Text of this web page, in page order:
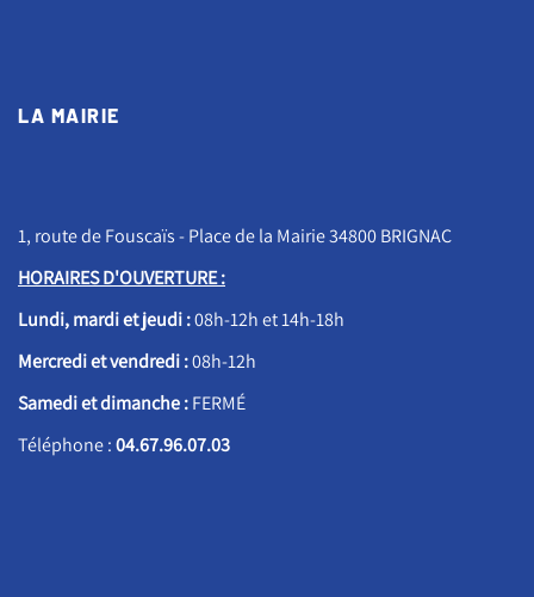
LA MAIRIE
1, route de Fouscaïs - Place de la Mairie 34800 BRIGNAC
HORAIRES D'OUVERTURE :
Lundi, mardi et jeudi :08h-12h et 14h-18h
Mercredi et vendredi :08h-12h
Samedi et dimanche :FERMÉ
Téléphone :04.67.96.07.03